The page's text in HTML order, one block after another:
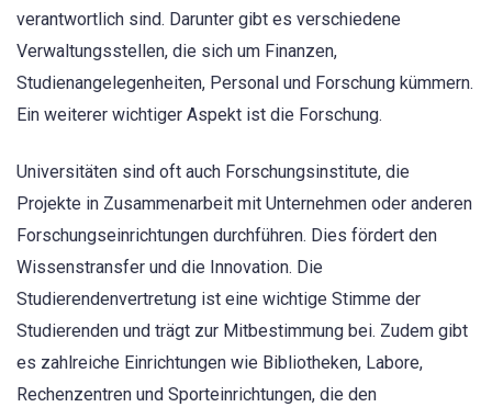
verantwortlich sind. Darunter gibt es verschiedene
Verwaltungsstellen, die sich um Finanzen,
Studienangelegenheiten, Personal und Forschung kümmern.
Ein weiterer wichtiger Aspekt ist die Forschung.
Universitäten sind oft auch Forschungsinstitute, die
Projekte in Zusammenarbeit mit Unternehmen oder anderen
Forschungseinrichtungen durchführen. Dies fördert den
Wissenstransfer und die Innovation. Die
Studierendenvertretung ist eine wichtige Stimme der
Studierenden und trägt zur Mitbestimmung bei. Zudem gibt
es zahlreiche Einrichtungen wie Bibliotheken, Labore,
Rechenzentren und Sporteinrichtungen, die den